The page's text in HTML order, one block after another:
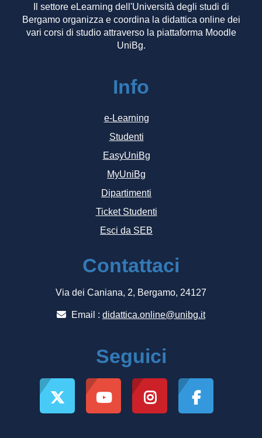
Il settore eLearning dell'Università degli studi di
Bergamo organizza e coordina la didattica online dei
vari corsi di studio attraverso la piattaforma Moodle
UniBg.
Info
e-Learning
Studenti
EasyUniBg
MyUniBg
Dipartimenti
Ticket Studenti
Esci da SEB
Contattaci
Via dei Caniana, 2, Bergamo, 24127
Email : didattica.online@unibg.it
Seguici